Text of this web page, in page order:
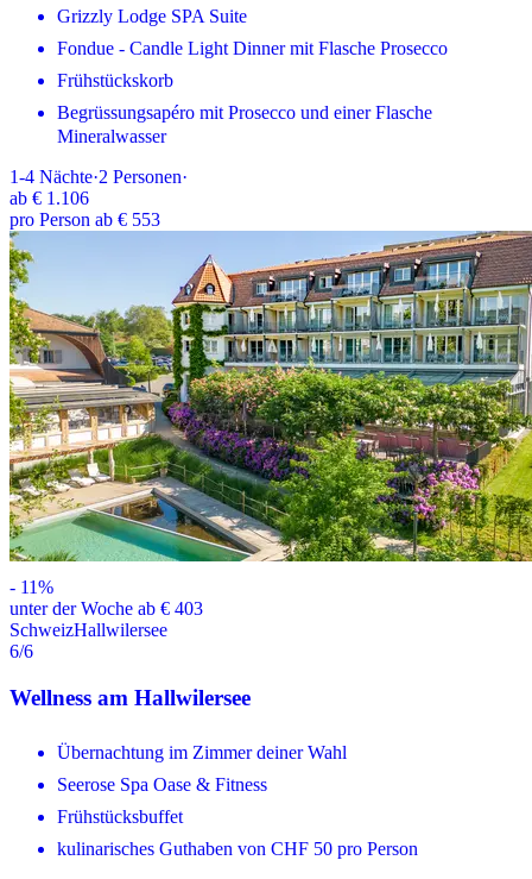
Grizzly Lodge SPA Suite
Fondue - Candle Light Dinner mit Flasche Prosecco
Frühstückskorb
Begrüssungsapéro mit Prosecco und einer Flasche
Mineralwasser
1-4 Nächte·2 Personen·
ab € 1.106
pro Person ab € 553
- 11%
unter der Woche ab € 403
SchweizHallwilersee
6/6
Wellness am Hallwilersee
Übernachtung im Zimmer deiner Wahl
Seerose Spa Oase & Fitness
Frühstücksbuffet
kulinarisches Guthaben von CHF 50 pro Person